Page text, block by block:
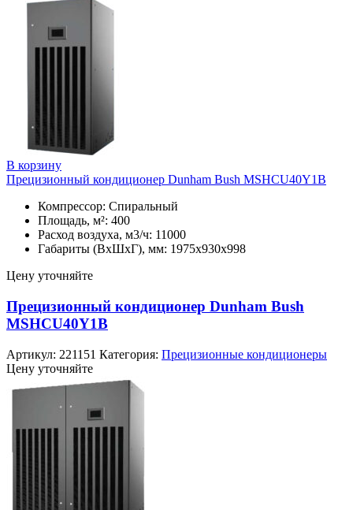
В корзину
Прецизионный кондиционер Dunham Bush MSHCU40Y1B
Компрессор: Спиральный
Площадь, м²: 400
Расход воздуха, м3/ч: 11000
Габариты (ВхШхГ), мм: 1975х930х998
Цену уточняйте
Прецизионный кондиционер Dunham Bush
MSHCU40Y1B
Артикул: 221151 Категория: Прецизионные кондиционеры
Цену уточняйте